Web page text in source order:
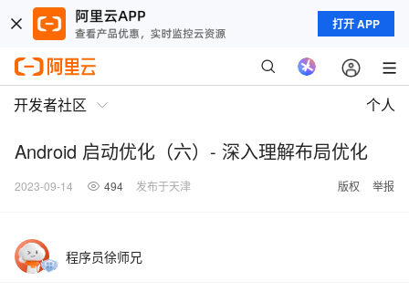
打开 APP
开发者社区 个人
Android 启动优化（六）- 深入理解布局优化
2023-09-14 494 发布于天津 版权 举报
程序员徐师兄